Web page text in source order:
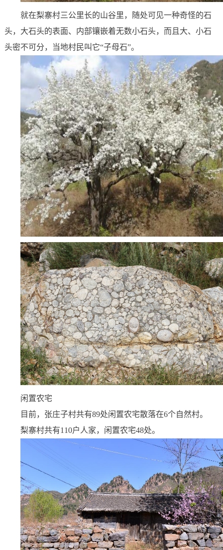
就在梨寨村三公里长的山谷里，随处可见一种奇怪的石
头，大石头的表面、内部镶嵌着无数小石头，而且大、小石
头密不可分，当地村民叫它“子母石”。
闲置农宅
目前，张庄子村共有89处闲置农宅散落在6个自然村。
梨寨村共有110户人家，闲置农宅48处。